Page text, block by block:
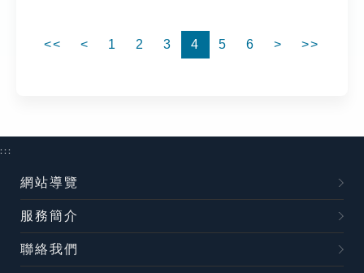
<< < 1 2 3 4 5 6 > >>
:::
網站導覽
服務簡介
聯絡我們